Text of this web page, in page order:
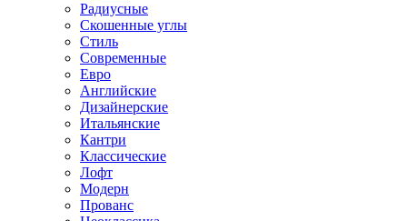
Радиусные
Скошенные углы
Стиль
Современные
Евро
Английские
Дизайнерские
Итальянские
Кантри
Классические
Лофт
Модерн
Прованс